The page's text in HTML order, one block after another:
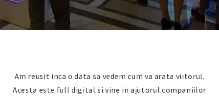
Am reusit inca o data sa vedem cum va arata viitorul.
Acesta este full digital si vine in ajutorul companiilor